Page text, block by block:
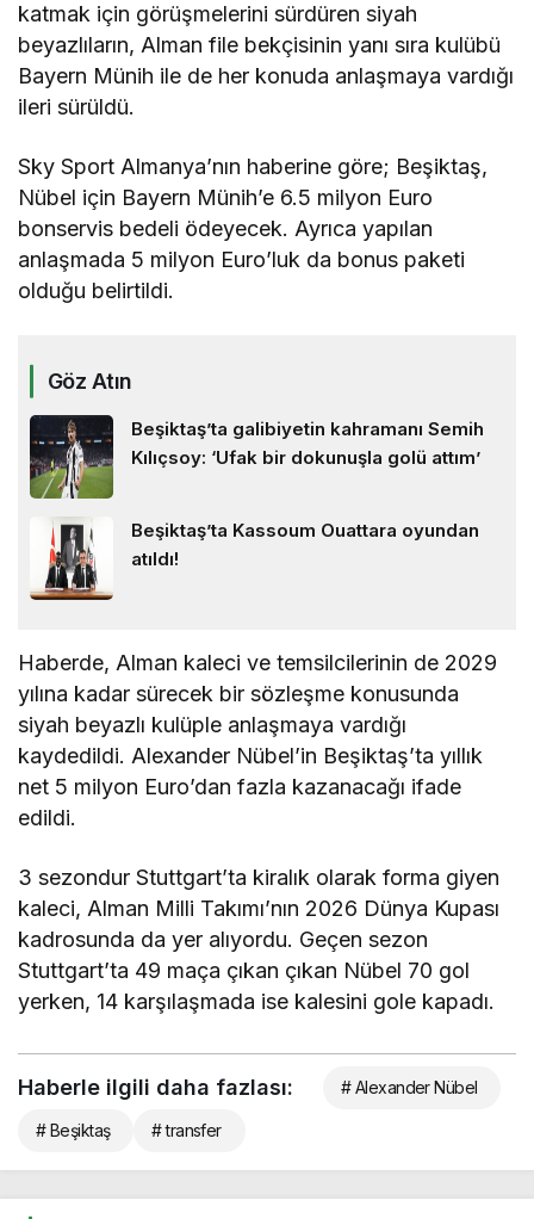
katmak için görüşmelerini sürdüren siyah
beyazlıların, Alman file bekçisinin yanı sıra kulübü
Bayern Münih ile de her konuda anlaşmaya vardığı
ileri sürüldü.
Sky Sport Almanya’nın haberine göre; Beşiktaş,
Nübel için Bayern Münih’e 6.5 milyon Euro
bonservis bedeli ödeyecek. Ayrıca yapılan
anlaşmada 5 milyon Euro’luk da bonus paketi
olduğu belirtildi.
Göz Atın
Beşiktaş’ta galibiyetin kahramanı Semih
Kılıçsoy: ‘Ufak bir dokunuşla golü attım’
Beşiktaş’ta Kassoum Ouattara oyundan
atıldı!
Haberde, Alman kaleci ve temsilcilerinin de 2029
yılına kadar sürecek bir sözleşme konusunda
siyah beyazlı kulüple anlaşmaya vardığı
kaydedildi. Alexander Nübel’in Beşiktaş’ta yıllık
net 5 milyon Euro’dan fazla kazanacağı ifade
edildi.
3 sezondur Stuttgart’ta kiralık olarak forma giyen
kaleci, Alman Milli Takımı’nın 2026 Dünya Kupası
kadrosunda da yer alıyordu. Geçen sezon
Stuttgart’ta 49 maça çıkan çıkan Nübel 70 gol
yerken, 14 karşılaşmada ise kalesini gole kapadı.
Haberle ilgili daha fazlası: # Alexander Nübel
# Beşiktaş # transfer